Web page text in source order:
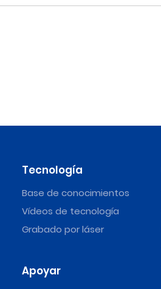
Tecnología
Base de conocimientos
Vídeos de tecnología
Grabado por láser
Apoyar